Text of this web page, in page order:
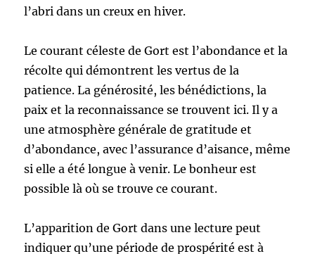
l’abri dans un creux en hiver.
Le courant céleste de Gort est l’abondance et la
récolte qui démontrent les vertus de la
patience. La générosité, les bénédictions, la
paix et la reconnaissance se trouvent ici. Il y a
une atmosphère générale de gratitude et
d’abondance, avec l’assurance d’aisance, même
si elle a été longue à venir. Le bonheur est
possible là où se trouve ce courant.
L’apparition de Gort dans une lecture peut
indiquer qu’une période de prospérité est à